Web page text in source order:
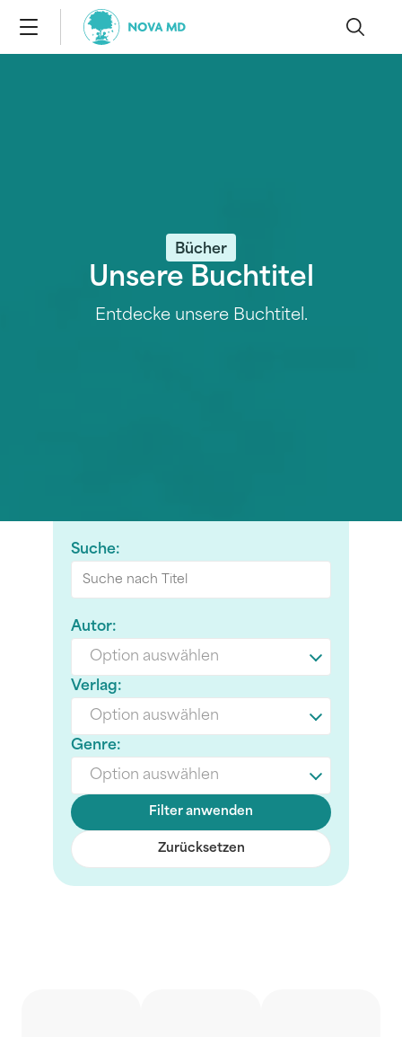
Bücher
Unsere Buchtitel
Entdecke unsere Buchtitel.
Suche:
Autor:
Option auswählen
Verlag:
Option auswählen
Genre:
Option auswählen
Filter anwenden
Zurücksetzen